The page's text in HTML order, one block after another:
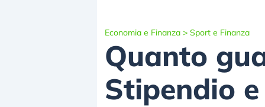
Economia e Finanza > Sport e Finanza
Quanto
Stipendio